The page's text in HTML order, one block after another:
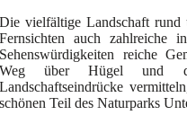
Die vielfältige Landschaft rund
Fernsichten auch zahlreiche
Sehenswürdigkeiten reiche
Weg über Hügel und
Landschaftseindrücke
schönen Teil des Naturparks